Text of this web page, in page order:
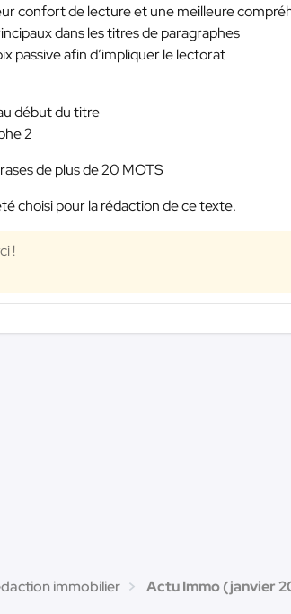
confort de lecture et une meilleure
dans les titres de paragraphes
passive afin d’impliquer le lectorat
début du titre
2
de plus de 20 MOTS
choisi pour la rédaction de ce texte.
!
immobilier Actu Immo (janvier